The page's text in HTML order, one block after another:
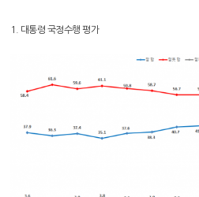
1. 대통령 국정수행 평가